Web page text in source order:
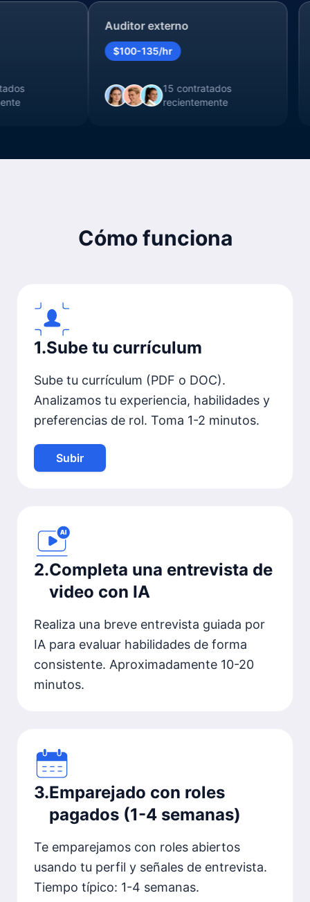
Auditor externo
$100-135/hr
15 contratados
recientemente
Cómo funciona
1.Sube tu currículum
Sube tu currículum (PDF o DOC).
Analizamos tu experiencia, habilidades y
preferencias de rol. Toma 1-2 minutos.
Subir
2.Completa una entrevista de
video con IA
Realiza una breve entrevista guiada por
IA para evaluar habilidades de forma
consistente. Aproximadamente 10-20
minutos.
3.Emparejado con roles
pagados (1-4 semanas)
Te emparejamos con roles abiertos
usando tu perfil y señales de entrevista.
Tiempo típico: 1-4 semanas.